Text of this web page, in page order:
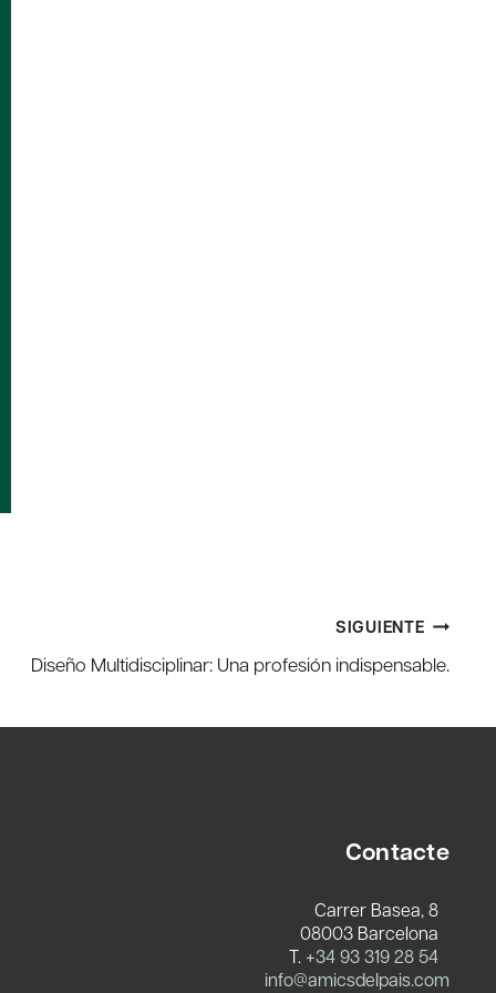
SIGUIENTE
Diseño Multidisciplinar: Una profesión indispensable.
Contacte
Carrer Basea, 8
08003 Barcelona
T. +34 93 319 28 54
info@amicsdelpais.com